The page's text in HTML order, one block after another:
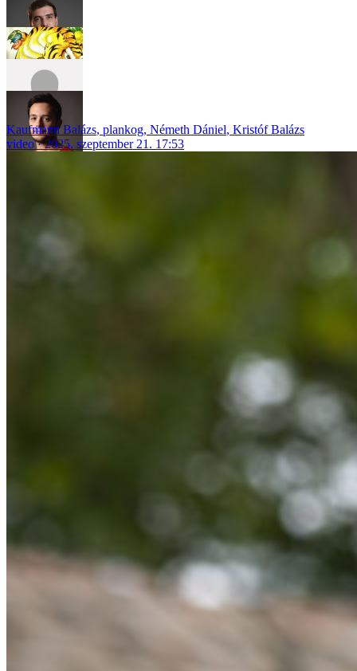
Kaufmann Balázs, plankog, Németh Dániel, Kristóf Balázs
video
2025. szeptember 21. 17:53